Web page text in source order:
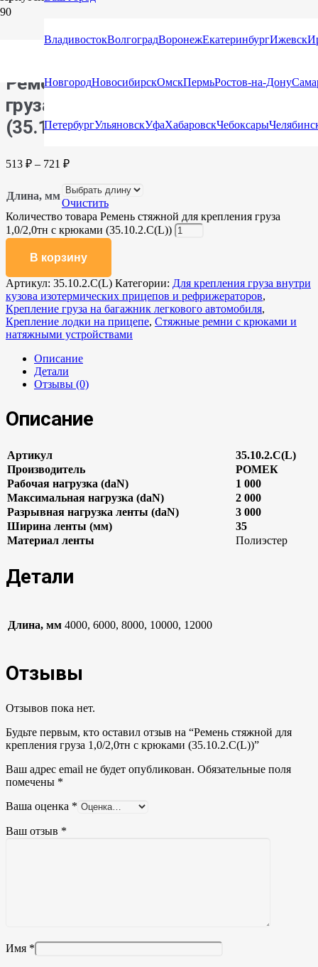
ВладивостокВолгоградВоронежЕкатеринбургИжевск
НовгородНовосибирскОмскПермьРостов-на-Дону
ПетербургУльяновскУфаХабаровскЧебоксары
крюками и натяжными устройствами/ Ремень стяжной для
Ремень стяжной для крепления
груза 1,0/2,0тн с крюками
(35.10.2.C(L))
513 ₽ – 721 ₽
Длина, мм
Очистить
Количество товара Ремень стяжной для крепления груза
1,0/2,0тн с крюками (35.10.2.C(L))
В корзину
Артикул: 35.10.2.C(L) Категории: Для крепления груза внутри
кузова изотермических прицепов и рефрижераторов,
Крепление груза на багажник легкового автомобиля,
Крепление лодки на прицепе, Стяжные ремни с крюками и
натяжными устройствами
Описание
Детали
Отзывы (0)
Описание
Артикул
35.10.2.C(L)
Производитель
РОМЕК
Рабочая нагрузка (daN)
1 000
Максимальная нагрузка (daN)
2 000
Разрывная нагрузка ленты (daN)
3 000
Ширина ленты (мм)
35
Материал ленты
Полиэстер
Детали
Длина, мм 4000, 6000, 8000, 10000, 12000
Отзывы
Отзывов пока нет.
Будьте первым, кто оставил отзыв на “Ремень стяжной для
крепления груза 1,0/2,0тн с крюками (35.10.2.C(L))”
Ваш адрес email не будет опубликован. Обязательные поля
помечены *
Ваша оценка *
Ваш отзыв *
Имя *